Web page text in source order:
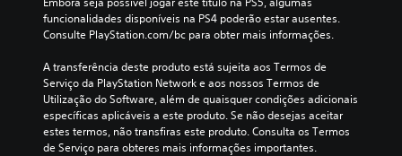
funcionalidades disponíveis na PS4 poderão estar ausentes.
Consulte PlayStation.com/bc para obter mais informações.
A transferência deste produto está sujeita aos Termos de
Serviço da PlayStation Network e aos nossos Termos de
Utilização do Software, além de quaisquer condições adicionais
específicas aplicáveis a este produto. Se não desejas aceitar
estes termos, não transfiras este produto. Consulta os Termos
de Serviço para obteres mais informações importantes.